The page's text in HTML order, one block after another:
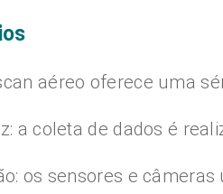
aéreo oferece uma
a coleta de dados é
os sensores e